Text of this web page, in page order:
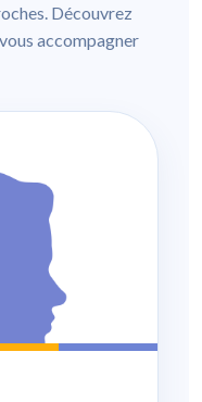
Découvrez
accompagner